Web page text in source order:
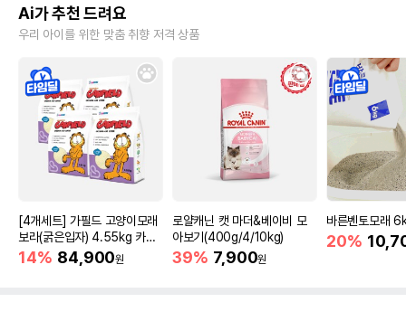
Ai가 추천 드려요
우리 아이를 위한 맞춤 취향 저격 상품
[4개세트] 가필드 고양이모래
보라(굵은입자) 4.55kg 카사
바모래
14% 84,900원
로얄캐닌 캣 마더&베이비 모
아보기(400g/4/10kg)
39% 7,900원
바른벤토모래
20%